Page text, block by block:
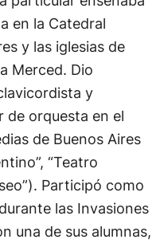
en la Catedral
y las iglesias de
Merced. Dio
y
de orquesta en el
de Buenos Aires
“Teatro
Participó como
las Invasiones
una de sus alumnas,